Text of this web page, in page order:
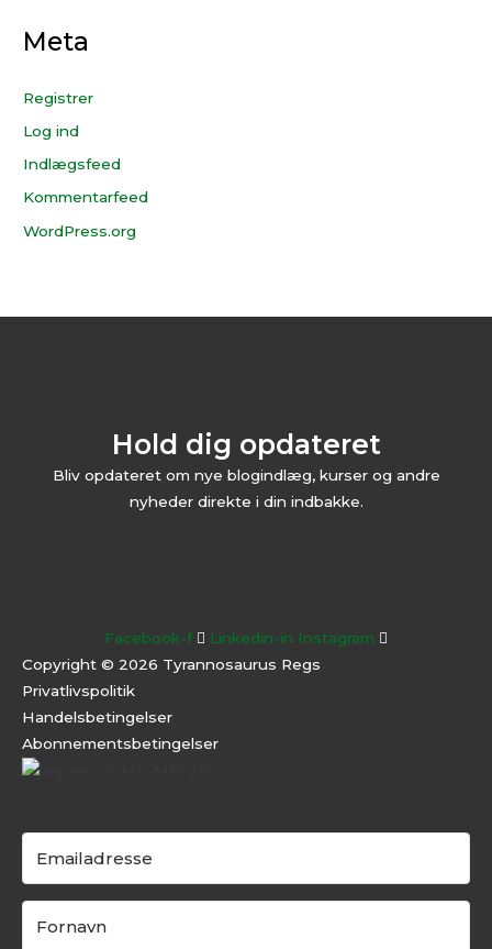
Meta
Registrer
Log ind
Indlægsfeed
Kommentarfeed
WordPress.org
Hold dig opdateret
Bliv opdateret om nye blogindlæg, kurser og andre
nyheder direkte i din indbakke.
Facebook-f Linkedin-in Instagram
Copyright © 2026 Tyrannosaurus Regs
Privatlivspolitik
Handelsbetingelser
Abonnementsbetingelser